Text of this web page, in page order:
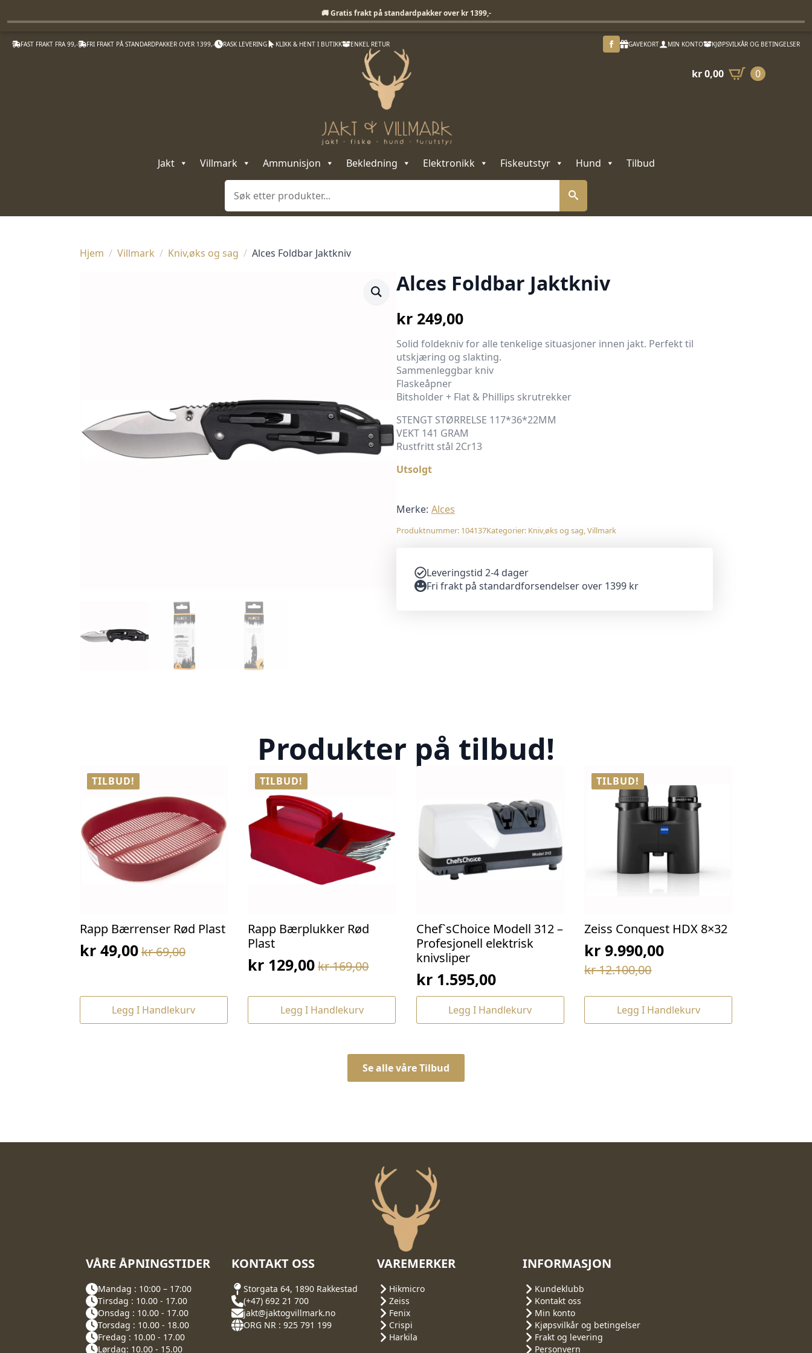
FAST FRAKT FRA 99,- FRI FRAKT PÅ STANDARDPAKKER OVER 1399,- RASK LEVERING KLIKK & HENT I BUTIKK ENKEL RETUR GAVEKORT MIN KONTO KJØPSVILKÅR OG BETINGELSER
kr0,00 0
Jakt Villmark Ammunisjon Bekledning Elektronikk Fiskeutstyr Hund
Tilbud
Søk
Hjem Villmark Kniv,øks og sag Alces Foldbar Jaktkniv
Alces Foldbar Jaktkniv
kr 249,00
Solid foldekniv for alle tenkelige situasjoner innen jakt. Perfekt til
utskjæring og slakting.
Sammenleggbar kniv
Flaskeåpner
Bitsholder + Flat & Phillips skrutrekker
STENGT STØRRELSE 117*36*22MM
VEKT 141 GRAM
Rustfritt stål 2Cr13
Utsolgt
Merke: Alces
Produktnummer: 104137Kategorier: Kniv,øks og sag,Villmark
Leveringstid 2-4 dager
Fri frakt på standardforsendelser over 1399 kr
Produkter på tilbud!
TILBUD!
Rapp Bærrenser Rød Plast
kr69,00
Opprinnelig
var:
kr 69,00.
kr 49,00
Nåværende
er:
kr 49,00.
Legg I Handlekurv
TILBUD!
Rapp Bærplukker Rød
Plast
kr169,00
Opprinnelig
pris
kr 169,00.
kr 129,00
Nåværende
pris
kr 129,00.
Legg I Handlekurv
Chef`sChoice Modell 312 –
Profesjonell elektrisk
knivsliper
kr1.595,00
Legg I Handlekurv
TILBUD!
Zeiss Conquest HDX 8×32
kr12.100,00
Opprinnelig
var:
kr 12.100,00.
kr 9.990,00
Nåværende
er:
kr 9.990,00.
Legg I Handlekurv
Se alle våre Tilbud
VÅRE ÅPNINGSTIDER
Mandag : 10:00 – 17:00
Tirsdag : 10.00 - 17.00
Onsdag : 10.00 - 17.00
Torsdag : 10.00 - 18.00
Fredag : 10.00 - 17.00
Lørdag: 10.00 - 15.00
KONTAKT OSS
Storgata 64, 1890 Rakkestad
(+47) 692 21 700
jakt@jaktogvillmark.no
ORG NR : 925 791 199
VAREMERKER
Hikmicro
Zeiss
Fenix
Crispi
Harkila
INFORMASJON
Kundeklubb
Kontakt oss
Min konto
Kjøpsvilkår og betingelser
Frakt og levering
Personvern
🚚 Gratis frakt på standardpakker over kr 1399,-